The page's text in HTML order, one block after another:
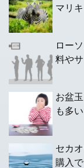
マリ
ロー
料や
お盆
も多
セカ
購入